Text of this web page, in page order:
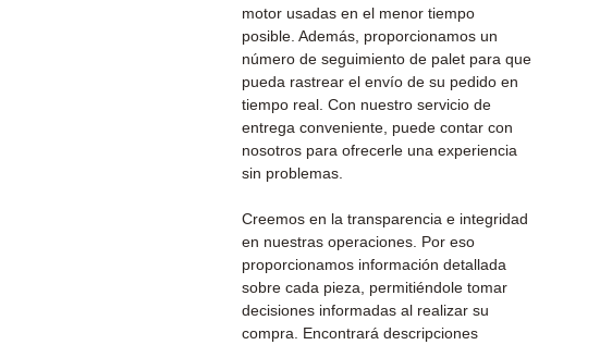
motor usadas en el menor tiempo
posible. Además, proporcionamos un
número de seguimiento de palet para que
pueda rastrear el envío de su pedido en
tiempo real. Con nuestro servicio de
entrega conveniente, puede contar con
nosotros para ofrecerle una experiencia
sin problemas.
Creemos en la transparencia e integridad
en nuestras operaciones. Por eso
proporcionamos información detallada
sobre cada pieza, permitiéndole tomar
decisiones informadas al realizar su
compra. Encontrará descripciones